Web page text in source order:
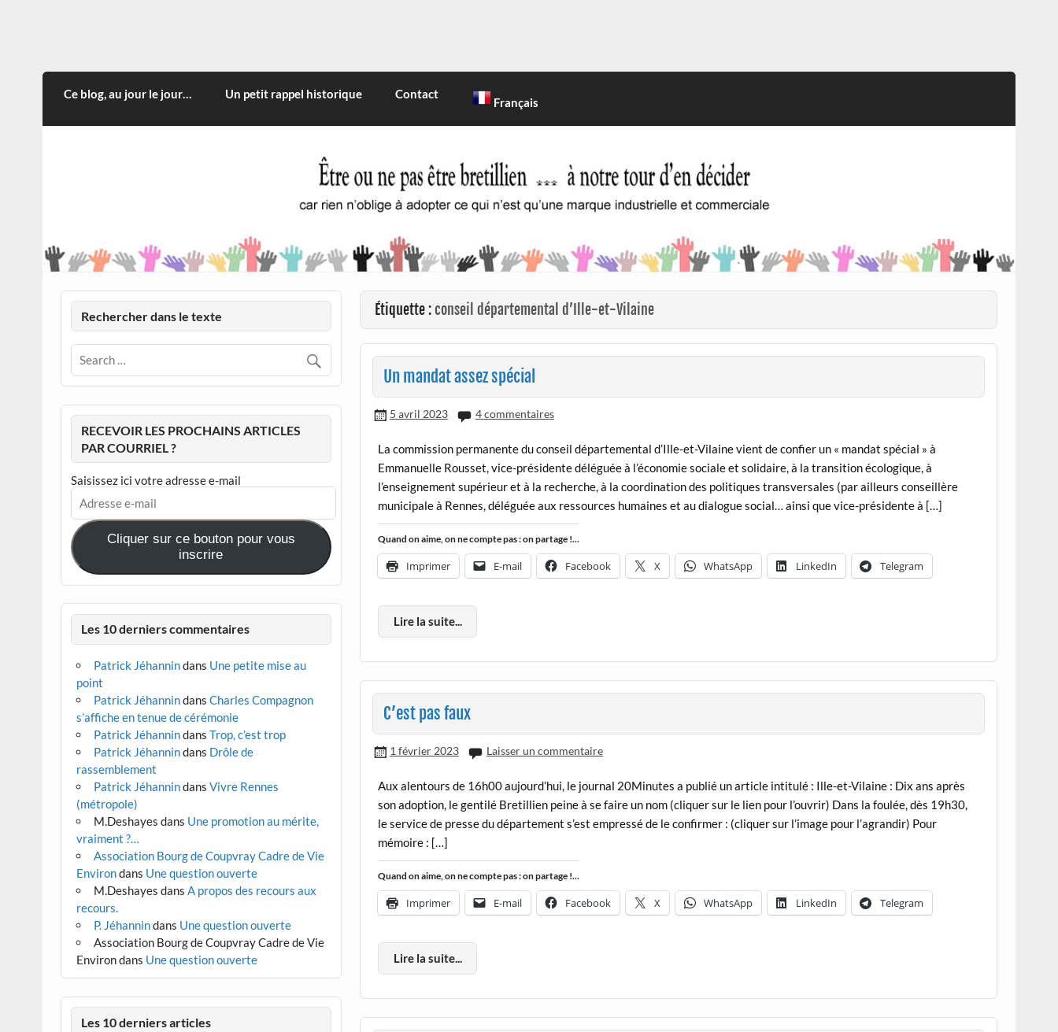
CITOYEN D'ILLE-ET-VILAINE
Ce blog, au jour le jour… Un petit rappel historique Contact
Français
Étiquette :conseil départemental d’Ille-et-Vilaine
Un mandat assez spécial
5 avril 2023 4 commentaires
La commission permanente du conseil départemental d’Ille-et-Vilaine vient de confier un « mandat spécial » à
Emmanuelle Rousset, vice-présidente déléguée à l’économie sociale et solidaire, à la transition écologique, à
l’enseignement supérieur et à la recherche, à la coordination des politiques transversales (par ailleurs conseillère
municipale à Rennes, déléguée aux ressources humaines et au dialogue social… ainsi que vice-présidente à […]
Quand on aime, on ne compte pas : on partage !...
Imprimer E-mail Facebook X WhatsApp LinkedIn Telegram
Lire la suite...
C’est pas faux
1 février 2023 Laisser un commentaire
Aux alentours de 16h00 aujourd’hui, le journal 20Minutes a publié un article intitulé : Ille-et-Vilaine : Dix ans après
son adoption, le gentilé Bretillien peine à se faire un nom (cliquer sur le lien pour l’ouvrir) Dans la foulée, dès 19h30,
le service de presse du département s’est empressé de le confirmer : (cliquer sur l’image pour l’agrandir) Pour
mémoire : […]
Quand on aime, on ne compte pas : on partage !...
Imprimer E-mail Facebook X WhatsApp LinkedIn Telegram
Lire la suite...
Rechercher dans le texte
RECEVOIR LES PROCHAINS ARTICLES
PAR COURRIEL ?
Saisissez ici votre adresse e-mail
Adresse
e-
mail
Cliquer sur ce bouton pour vous
inscrire
Les 10 derniers commentaires
Patrick Jéhannindans Une petite mise au
point
Patrick Jéhannindans Charles Compagnon
s’affiche en tenue de cérémonie
Patrick Jéhannindans Trop, c’est trop
Patrick Jéhannindans Drôle de
rassemblement
Patrick Jéhannindans Vivre Rennes
(métropole)
M.Deshayes dans Une promotion au mérite,
vraiment ?…
Association Bourg de Coupvray Cadre de Vie
Environdans Une question ouverte
M.Deshayes dans A propos des recours aux
recours.
P. Jéhannindans Une question ouverte
Association Bourg de Coupvray Cadre de Vie
Environdans Une question ouverte
Les 10 derniers articles